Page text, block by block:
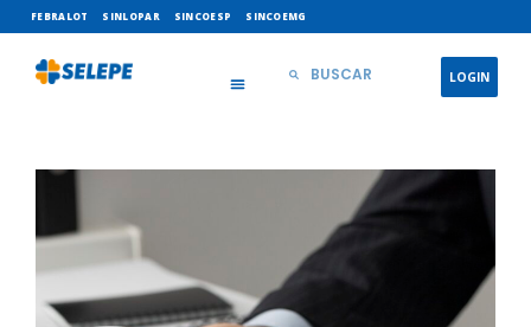
FEBRALOT SINLOPAR SINCOESP SINCOEMG
LOGIN